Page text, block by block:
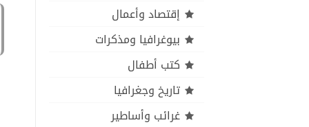
إقتصاد وأعمال
بيوغرافيا ومذكرات
كتب أطفال
تاريخ وجغرافيا
غرائب وأساطير